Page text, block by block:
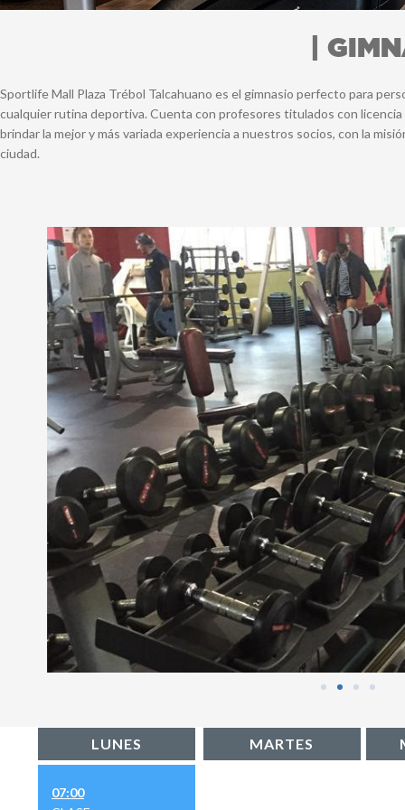
|
Sportlife Mall Plaza Trébol Talcahuano es el gimnasio perfecto para
cualquier rutina deportiva. Cuenta con profesores titulados con
brindar la mejor y más variada experiencia a nuestros socios, con la
ciudad.
LUNES
07:00
MARTES